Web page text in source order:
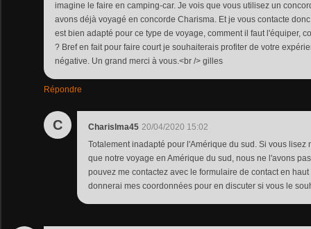
imagine le faire en camping-car. Je vois que vous utilisez un
avons déjà voyagé en concorde Charisma. Et je vous contacte
est bien adapté pour ce type de voyage, comment il faut l'équiper,
? Bref en fait pour faire court je souhaiterais profiter de votre
négative. Un grand merci à vous.<br /> gilles
Répondre
C Charislma45 20/04/2020 15:02
Totalement inadapté pour l'Amérique du sud. Si vous lisez
que notre voyage en Amérique du sud, nous ne l'avons
pouvez me contactez avec le formulaire de contact en
donnerai mes coordonnées pour en discuter si vous le